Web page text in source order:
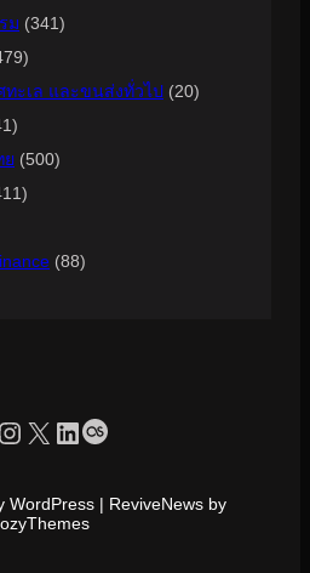
ม (341)
ะเล และขนส่งทั่วไป (20)
ย (500)
(88)
profile.php?id=100090086432719
Instagram
X LinkedIn
Last.fm
WordPress | ReviveNews by